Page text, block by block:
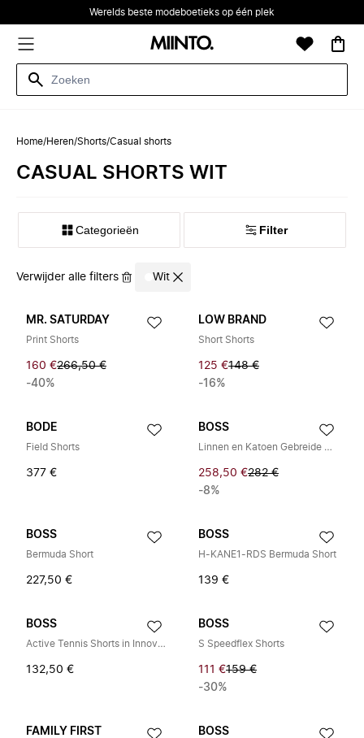
Werelds beste modeboetieks op één plek
Home/Heren/Shorts/Casual shorts
CASUAL SHORTS WIT
Categorieën Filter
Verwijder alle filters Wit
MR. SATURDAY
Print Shorts
160 €266,50 €
-40%
LOW BRAND
Short Shorts
125 €148 €
-16%
BODE
Field Shorts
377 €
BOSS
Linnen en Katoen Gebreide Shorts
258,50 €282 €
-8%
BOSS
Bermuda Short
227,50 €
BOSS
H-KANE1-RDS Bermuda Short
139 €
BOSS
Active Tennis Shorts in Innovative NOVA Fabric
132,50 €
BOSS
S Speedflex Shorts
111 €159 €
-30%
FAMILY FIRST BOSS